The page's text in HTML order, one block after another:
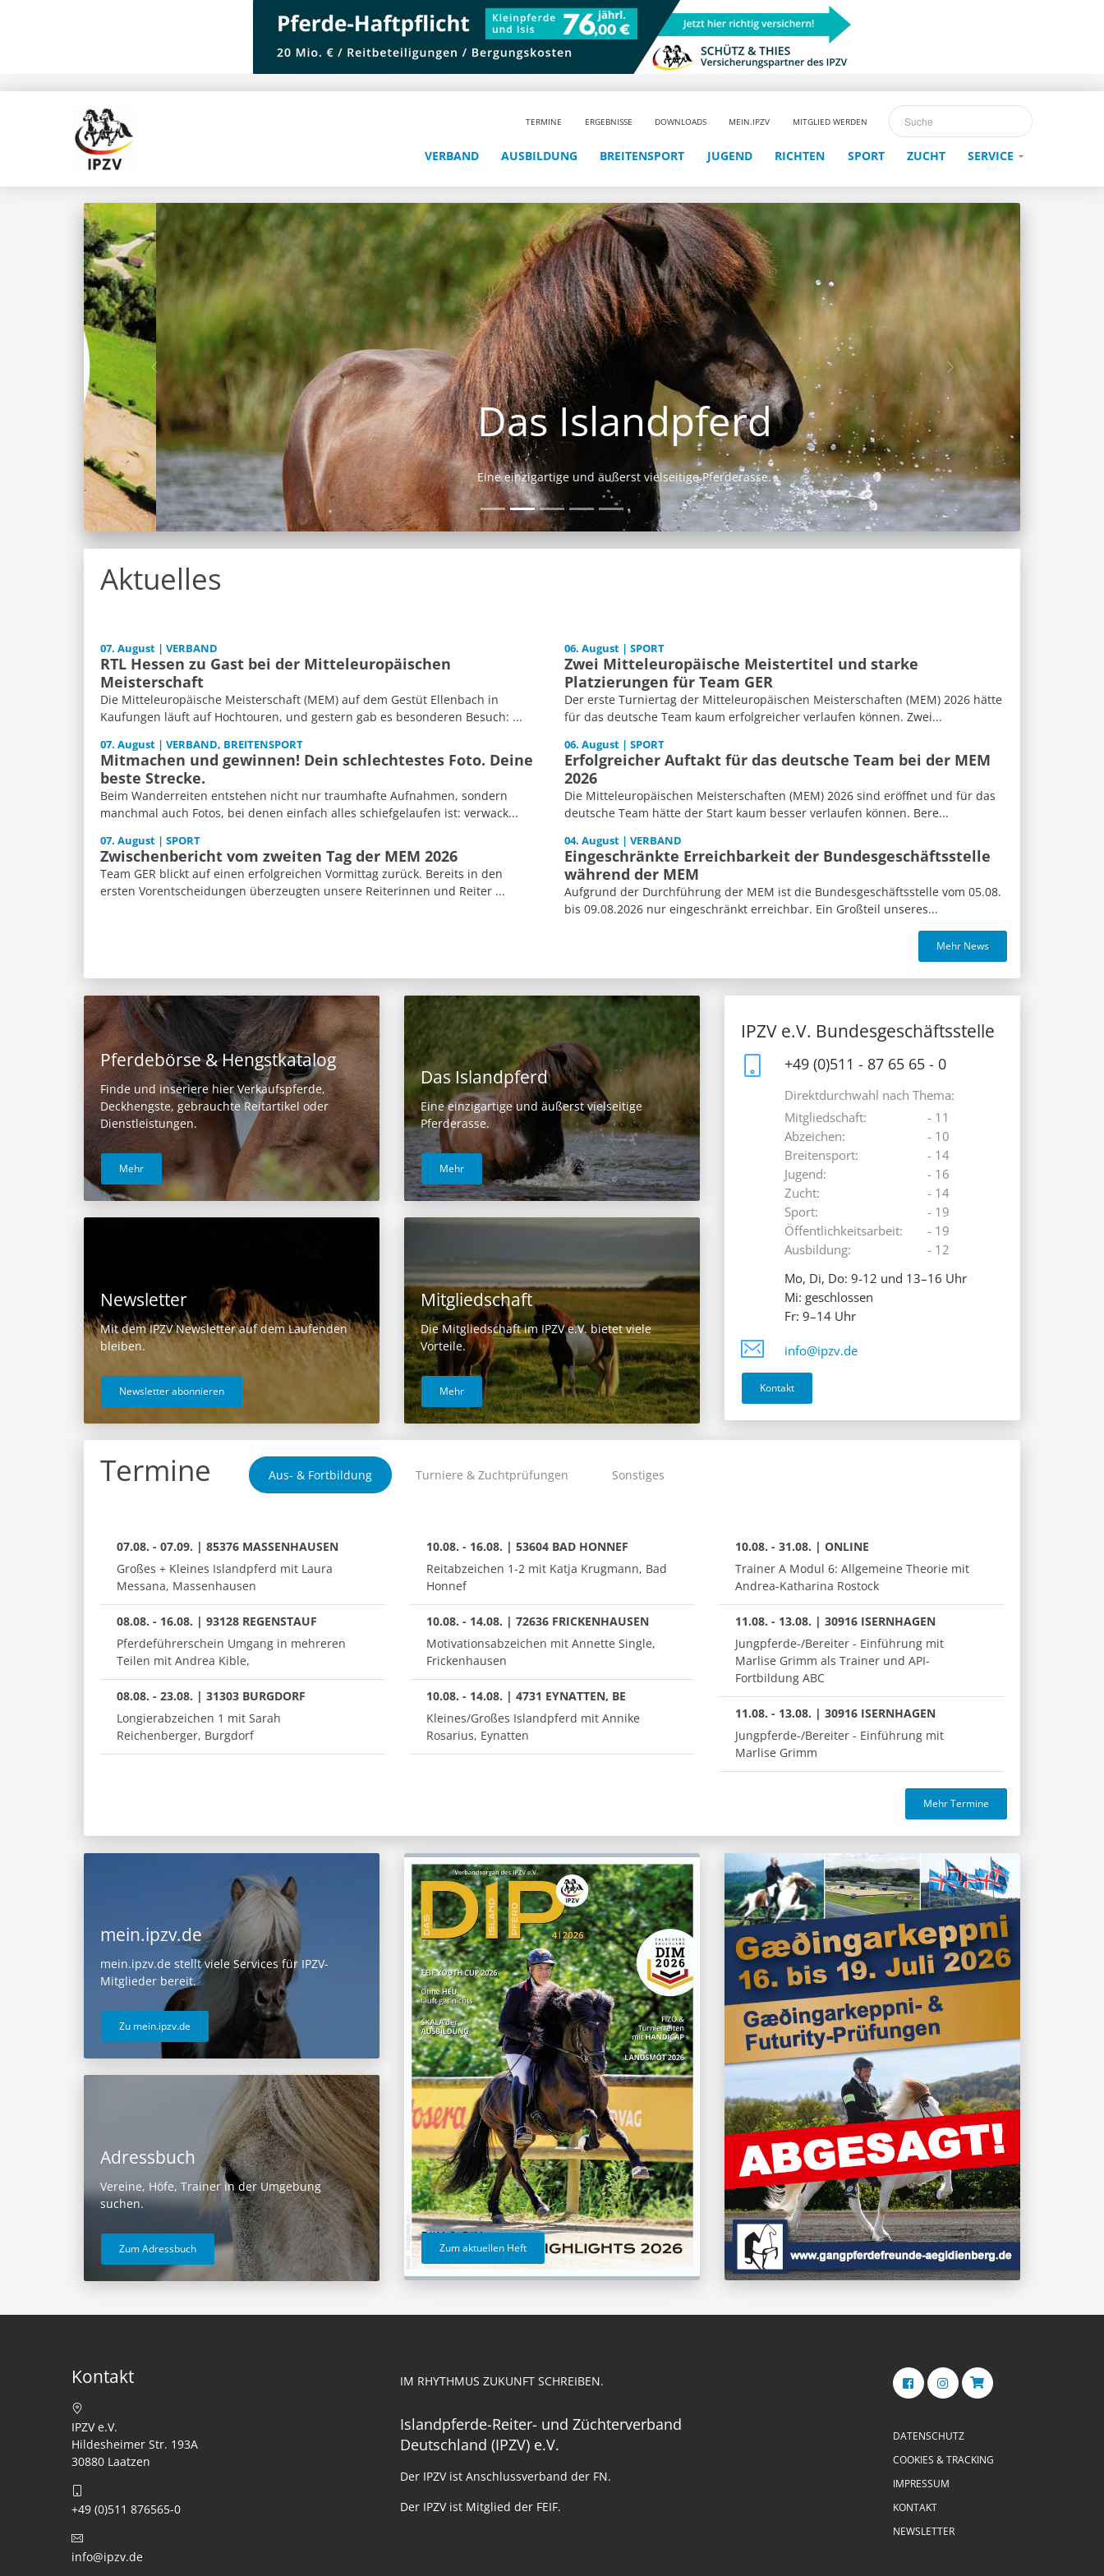
TERMINE ERGEBNISSE DOWNLOADS MEIN.IPZV MITGLIED WERDEN
VERBAND AUSBILDUNG BREITENSPORT JUGEND RICHTEN SPORT ZUCHT SERVICE
Das Islandpferd
Eine einzigartige und äußerst vielseitige Pferderasse.
Aktuelles
07. August | VERBAND
RTL Hessen zu Gast bei der Mitteleuropäischen
Meisterschaft
Die Mitteleuropäische Meisterschaft (MEM) auf dem Gestüt Ellenbach in
Kaufungen läuft auf Hochtouren, und gestern gab es besonderen Besuch: ...
07. August | VERBAND, BREITENSPORT
Mitmachen und gewinnen! Dein schlechtestes Foto. Deine
beste Strecke.
Beim Wanderreiten entstehen nicht nur traumhafte Aufnahmen, sondern
manchmal auch Fotos, bei denen einfach alles schiefgelaufen ist: verwack...
07. August | SPORT
Zwischenbericht vom zweiten Tag der MEM 2026
Team GER blickt auf einen erfolgreichen Vormittag zurück. Bereits in den
ersten Vorentscheidungen überzeugten unsere Reiterinnen und Reiter ...
06. August | SPORT
Zwei Mitteleuropäische Meistertitel und starke
Platzierungen für Team GER
Der erste Turniertag der Mitteleuropäischen Meisterschaften (MEM) 2026 hätte
für das deutsche Team kaum erfolgreicher verlaufen können. Zwei...
06. August | SPORT
Erfolgreicher Auftakt für das deutsche Team bei der MEM
2026
Die Mitteleuropäischen Meisterschaften (MEM) 2026 sind eröffnet und für das
deutsche Team hätte der Start kaum besser verlaufen können. Bere...
04. August | VERBAND
Eingeschränkte Erreichbarkeit der Bundesgeschäftsstelle
während der MEM
Aufgrund der Durchführung der MEM ist die Bundesgeschäftsstelle vom 05.08.
bis 09.08.2026 nur eingeschränkt erreichbar. Ein Großteil unseres...
Mehr News
Pferdebörse & Hengstkatalog
Finde und inseriere hier Verkaufspferde,
Deckhengste, gebrauchte Reitartikel oder
Dienstleistungen.
Mehr
Newsletter
Mit dem IPZV Newsletter auf dem Laufenden
bleiben.
Newsletter abonnieren
Das Islandpferd
Eine einzigartige und äußerst vielseitige
Pferderasse.
Mehr
Mitgliedschaft
Die Mitgliedschaft im IPZV e.V. bietet viele
Vorteile.
Mehr
IPZV e.V. Bundesgeschäftsstelle
+49 (0)511 - 87 65 65 - 0
Direktdurchwahl nach Thema:
Mitgliedschaft:
Abzeichen:
Breitensport:
Jugend:
Zucht:
Sport:
Öffentlichkeitsarbeit:
Ausbildung:
- 11
- 10
- 14
- 16
- 14
- 19
- 19
- 12
Mo, Di, Do: 9-12 und 13–16 Uhr
Mi: geschlossen
Fr: 9–14 Uhr
info@ipzv.de
Kontakt
Termine Aus- & Fortbildung Turniere & Zuchtprüfungen Sonstiges
07.08. - 07.09. | 85376 MASSENHAUSEN
Großes + Kleines Islandpferd mit Laura
Messana, Massenhausen
08.08. - 16.08. | 93128 REGENSTAUF
Pferdeführerschein Umgang in mehreren
Teilen mit Andrea Kible,
08.08. - 23.08. | 31303 BURGDORF
Longierabzeichen 1 mit Sarah
Reichenberger, Burgdorf
10.08. - 16.08. | 53604 BAD HONNEF
Reitabzeichen 1-2 mit Katja Krugmann, Bad
Honnef
10.08. - 14.08. | 72636 FRICKENHAUSEN
Motivationsabzeichen mit Annette Single,
Frickenhausen
10.08. - 14.08. | 4731 EYNATTEN, BE
Kleines/Großes Islandpferd mit Annike
Rosarius, Eynatten
10.08. - 31.08. | ONLINE
Trainer A Modul 6: Allgemeine Theorie mit
Andrea-Katharina Rostock
11.08. - 13.08. | 30916 ISERNHAGEN
Jungpferde-/Bereiter - Einführung mit
Marlise Grimm als Trainer und API-
Fortbildung ABC
11.08. - 13.08. | 30916 ISERNHAGEN
Jungpferde-/Bereiter - Einführung mit
Marlise Grimm
Mehr Termine
mein.ipzv.de
mein.ipzv.de stellt viele Services für IPZV-
Mitglieder bereit.
Zu mein.ipzv.de
Adressbuch
Vereine, Höfe, Trainer in der Umgebung
suchen.
Zum Adressbuch Zum aktuellen Heft
Kontakt
IPZV e.V.
Hildesheimer Str. 193A
30880 Laatzen
+49 (0)511 876565-0
info@ipzv.de
IM RHYTHMUS ZUKUNFT SCHREIBEN.
Islandpferde-Reiter- und Züchterverband
Deutschland (IPZV) e.V.
Der IPZV ist Anschlussverband der FN.
Der IPZV ist Mitglied der FEIF.
DATENSCHUTZ
COOKIES & TRACKING
IMPRESSUM
KONTAKT
NEWSLETTER